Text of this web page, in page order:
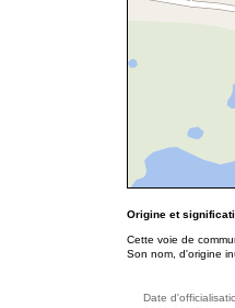
Origine et
Cette voie de
Son nom, d'origine
Date